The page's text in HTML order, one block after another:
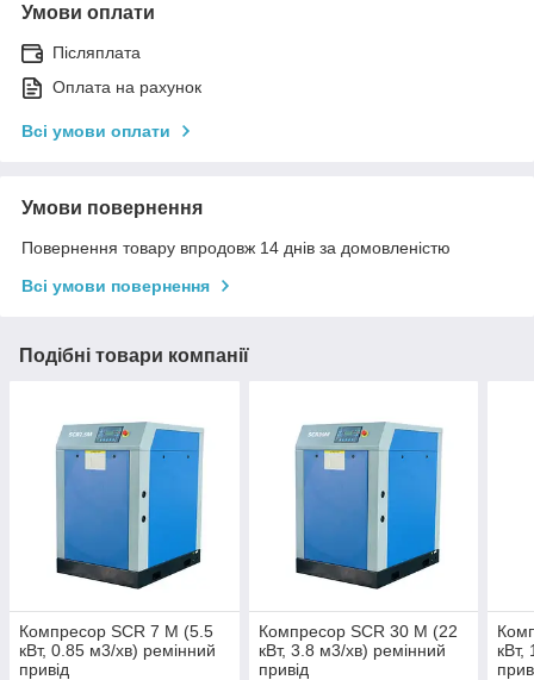
Умови оплати
Післяплата
Оплата на рахунок
Всі умови оплати
Умови повернення
Повернення товару впродовж 14 днів за домовленістю
Всі умови повернення
Подібні товари компанії
Компресор SCR 7 M (5.5
кВт, 0.85 м3/хв) ремінний
привід
Компресор SCR 30 M (22
кВт, 3.8 м3/хв) ремінний
привід
кВт,